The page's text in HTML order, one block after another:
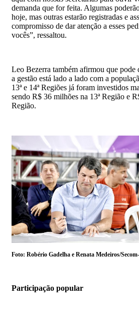
demanda que for feita. Algumas
hoje, mas outras estarão registradas e
compromisso de dar atenção a esses
vocês”, ressaltou.
Leo Bezerra também afirmou que pode
a gestão está lado a lado com a
13ª e 14ª Regiões já foram investidos
sendo R$ 36 milhões na 13ª Região e
Região.
Foto: Robério Gadelha e Renata Medeiros/
Participação popular